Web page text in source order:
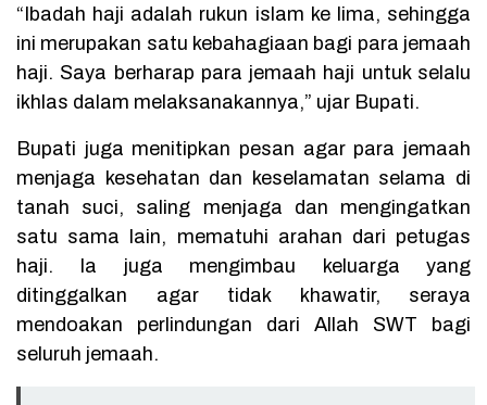
“Ibadah haji adalah rukun islam ke lima, sehingga
ini merupakan satu kebahagiaan bagi para jemaah
haji. Saya berharap para jemaah haji untuk selalu
ikhlas dalam melaksanakannya,” ujar Bupati.
Bupati juga menitipkan pesan agar para jemaah
menjaga kesehatan dan keselamatan selama di
tanah suci, saling menjaga dan mengingatkan
satu sama lain, mematuhi arahan dari petugas
haji. Ia juga mengimbau keluarga yang
ditinggalkan agar tidak khawatir, seraya
mendoakan perlindungan dari Allah SWT bagi
seluruh jemaah.